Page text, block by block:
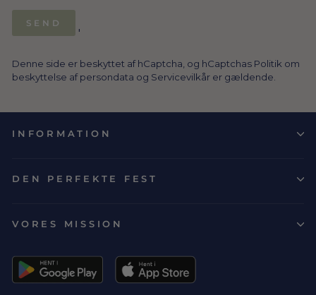
SEND
'
Denne side er beskyttet af hCaptcha, og hCaptchas Politik om
beskyttelse af persondata og Servicevilkår er gældende.
INFORMATION
DEN PERFEKTE FEST
VORES MISSION